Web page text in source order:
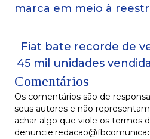
marca em meio à
Fiat bate recorde de
45 mil unidades
Comentários
Os comentários são de
seus autores e não
achar algo que viole os termos